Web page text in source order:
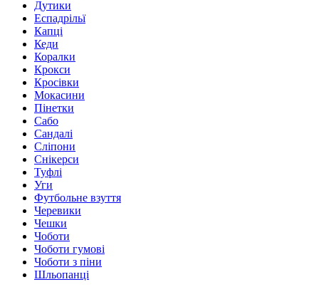
Дутики
Еспадрільї
Капці
Кеди
Коралки
Крокси
Кросівки
Мокасини
Пінетки
Сабо
Сандалі
Сліпони
Снікерси
Туфлі
Уги
Футбольне взуття
Черевики
Чешки
Чоботи
Чоботи гумові
Чоботи з піни
Шльопанці